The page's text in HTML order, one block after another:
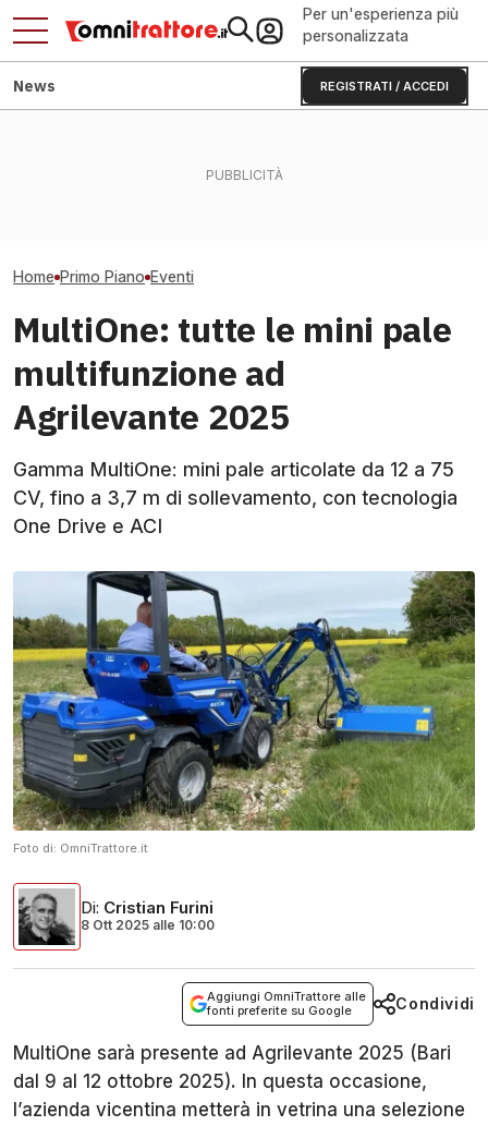
Per un'esperienza più
personalizzata
REGISTRATI / ACCEDI
News
Home Primo Piano Eventi
MultiOne: tutte le mini pale
multifunzione ad
Agrilevante 2025
Gamma MultiOne: mini pale articolate da 12 a 75
CV, fino a 3,7 m di sollevamento, con tecnologia
One Drive e ACI
Foto di: OmniTrattore.it
Di: Cristian Furini
8 Ott 2025 alle 10:00
Aggiungi OmniTrattore alle
fonti preferite su Google
Condividi
MultiOne sarà presente ad Agrilevante 2025 (Bari
dal 9 al 12 ottobre 2025). In questa occasione,
l’azienda vicentina metterà in vetrina una selezione